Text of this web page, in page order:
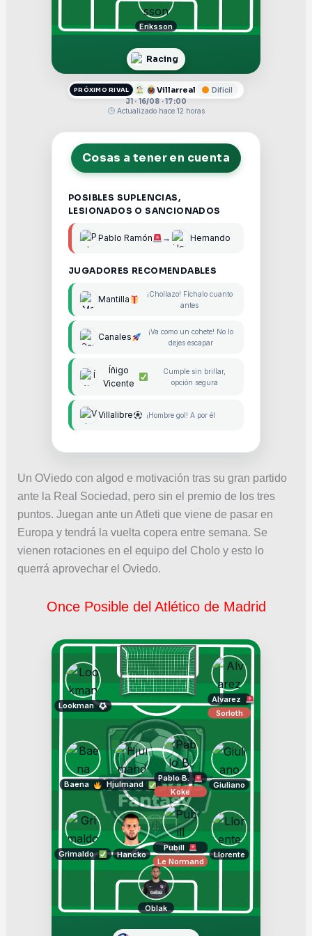
Eriksson
Racing
PRÓXIMO RIVAL Villarreal
Difícil
J1 · 16/08 · 17:00
Actualizado hace 12 horas
Cosas a tener en cuenta
POSIBLES SUPLENCIAS,
LESIONADOS O SANCIONADOS
Pablo Ramón → Hernando
JUGADORES RECOMENDABLES
Mantilla
¡Chollazo! Fíchalo cuanto
antes
Canales
¡Va como un cohete! No lo
dejes escapar
Íñigo
Vicente
Cumple sin brillar,
opción segura
Villalibre ¡Hombre gol! A por él
Un OViedo con algod e motivación tras su gran partido
ante la Real Sociedad, pero sin el premio de los tres
puntos. Juegan ante un Atleti que viene de pasar en
Europa y tendrá la vuelta copera entre semana. Se
vienen rotaciones en el equipo del Cholo y esto lo
querrá aprovechar el Oviedo.
Once Posible del Atlético de Madrid
Oblak
Grimaldo Hancko
Pubill
Le Normand
Llorente
Baena Hjulmand
Pablo B.
Koke
Giuliano
Lookman
Alvarez
Sorloth